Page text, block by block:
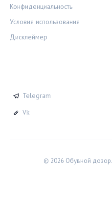
Конфиденциальность
Условия использования
Дисклеймер
Telegram
Vk
© 2026 Обувной